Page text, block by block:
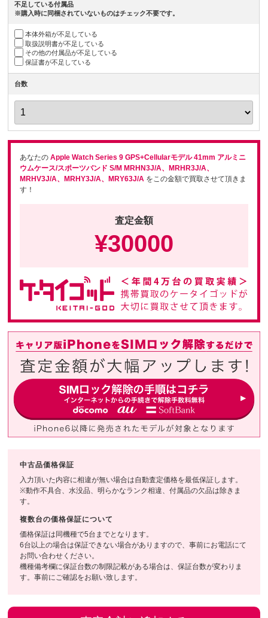
不足している付属品
※購入時に同梱されていないものはチェック不要です。
本体外箱が不足している
取扱説明書が不足している
その他の付属品が不足している
保証書が不足している
台数
あなたのApple Watch Series 9 GPS+Cellularモデル 41mm アルミニ
ウムケース/スポーツバンド S/M MRHN3J/A、MRHR3J/A、
MRHV3J/A、MRHY3J/A、MRY63J/A をこの金額で買取させて頂きま
す！
査定金額
¥30000
中古品価格保証
入力頂いた内容に相違が無い場合は自動査定価格を最低保証します。
※動作不具合、水没品、明らかなランク相違、付属品の欠品は除きま
す。
複数台の価格保証について
価格保証は同機種で5台までとなります。
6台以上の場合は保証できない場合がありますので、事前にお電話にて
お問い合わせください。
機種備考欄に保証台数の制限記載がある場合は、保証台数が変わりま
す。事前にご確認をお願い致します。